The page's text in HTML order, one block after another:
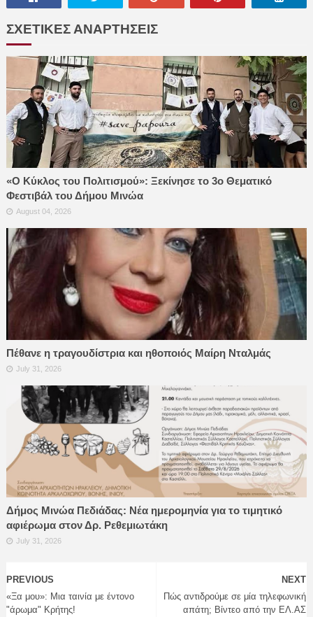
ΣΧΕΤΙΚΕΣ ΑΝΑΡΤΗΣΕΙΣ
«Ο Κύκλος του Πολιτισμού»: Ξεκίνησε το 3ο Θεματικό
Φεστιβάλ του Δήμου Μινώα
August 04, 2026
Πέθανε η τραγουδίστρια και ηθοποιός Μαίρη Νταλμάς
July 31, 2026
Δήμος Μινώα Πεδιάδας: Νέα ημερομηνία για το τιμητικό
αφιέρωμα στον Δρ. Ρεθεμιωτάκη
July 31, 2026
NEXT
Πώς αντιδρούμε σε μία τηλεφωνική
απάτη; Βίντεο από την ΕΛ.ΑΣ
PREVIOUS
«Ξα μου»: Μια ταινία με έντονο
"άρωμα" Κρήτης!